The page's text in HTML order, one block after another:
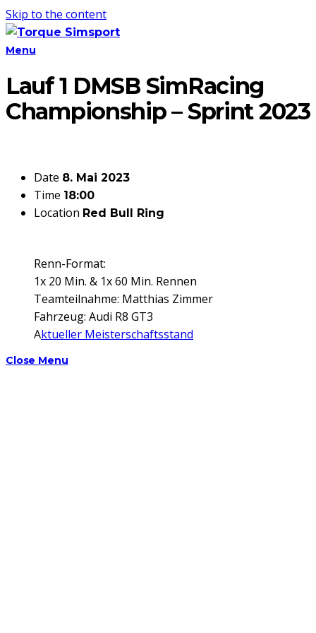
Skip to the content
Menu
Lauf 1 DMSB SimRacing
Championship – Sprint 2023
Date 8. Mai 2023
Time 18:00
Location Red Bull Ring
Renn-Format:
1x 20 Min. & 1x 60 Min. Rennen
Teamteilnahme: Matthias Zimmer
Fahrzeug: Audi R8 GT3
Aktueller Meisterschaftsstand
Close Menu